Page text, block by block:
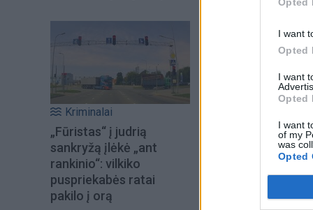
I want
Opted
I want
Opted
I want
of my
was
Opted
Kriminalai
„Fūristas“ į judrią
sankryžą įlėkė „ant
rankinio“: vilkiko
puspriekabės ratai
pakilo į orą
Šiuo metu